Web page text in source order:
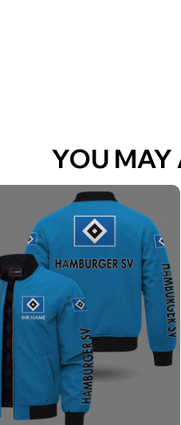
YOU MAY